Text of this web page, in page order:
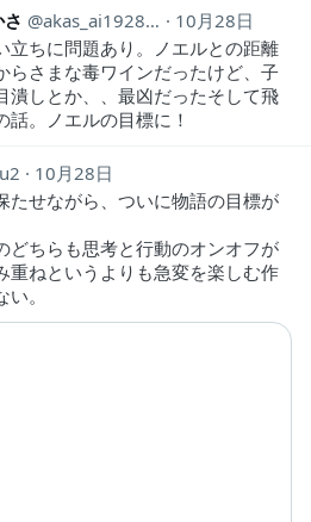
akas_ai19281118
10月28日
立ちに問題あり。ノエルとの距離
らさまな毒ワインだったけど、子
潰しとか、、最凶だったそして飛
話。ノエルの目標に！
10月28日
たせながら、ついに物語の目標が
どちらも思考と行動のオンオフが
重ねというよりも急変を楽しむ作
。